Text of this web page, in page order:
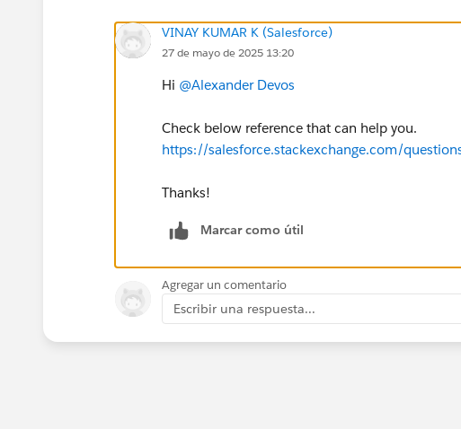
VINAY KUMAR K (Salesforce)
27 de mayo de 2025 13:20
Hi @Alexander Devos
Check below reference that can help you.
https://salesforce.stackexchange.com/
Thanks!
Marcar como útil
Agregar un comentario
Escribir una respuesta...